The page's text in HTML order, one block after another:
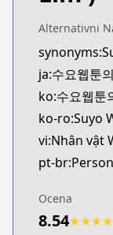
Alternativni
ja:수요웹툰
ko:수요웹툰
ko-ro:Suyo
vi:Nhân vật
pt-
Ocena
8.54★★★★